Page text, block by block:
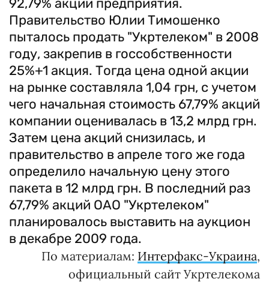
92,79% акций предприятия.
Правительство Юлии Тимошенко
пыталось продать "Укртелеком" в 2008
году, закрепив в госсобственности
25%+1 акция. Тогда цена одной акции
на рынке составляла 1,04 грн, с учетом
чего начальная стоимость 67,79% акций
компании оценивалась в 13,2 млрд грн.
Затем цена акций снизилась, и
правительство в апреле того же года
определило начальную цену этого
пакета в 12 млрд грн. В последний раз
67,79% акций ОАО "Укртелеком"
планировалось выставить на аукцион
в декабре 2009 года.
По материалам: Интерфакс-Украина,
официальный сайт Укртелекома